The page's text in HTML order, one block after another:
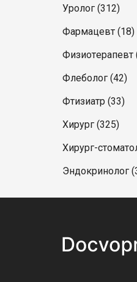
Уролог (312)
Фармацевт (18)
Физиотерапевт
Флеболог (42)
Фтизиатр (33)
Хирург (325)
Хирург-
Эндокринолог